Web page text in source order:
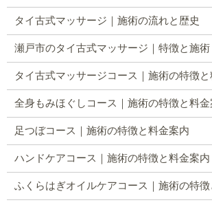
タイ古式マッサージ｜施術の流れと歴史
瀬戸市のタイ古式マッサージ｜特徴と施術
タイ古式マッサージコース｜施術の特徴
全身もみほぐしコース｜施術の特徴と料金
足つぼコース｜施術の特徴と料金案内
ハンドケアコース｜施術の特徴と料金案内
ふくらはぎオイルケアコース｜施術の特